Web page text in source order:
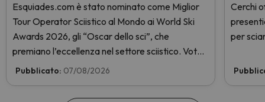
Esquiades.com è stato nominato come Miglior
Tour Operator Sciistico al Mondo ai World Ski
Awards 2026, gli “Oscar dello sci”, che
premiano l’eccellenza nel settore sciistico. Vota
subito e aiutaci a arrivare in cima!
Pubblicato: 07/08/2026
Cerchi
per